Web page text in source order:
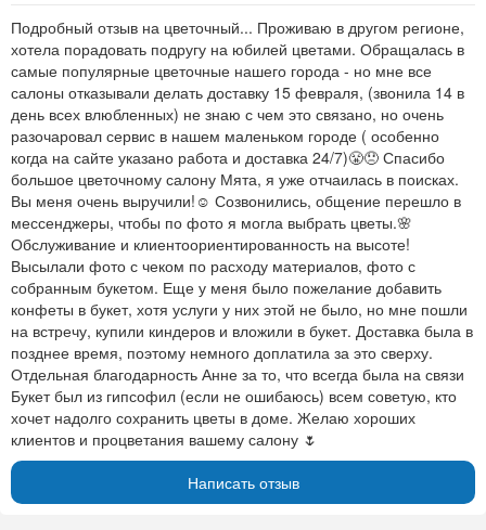
Подробный отзыв на цветочный... Проживаю в другом регионе,
хотела порадовать подругу на юбилей цветами. Обращалась в
самые популярные цветочные нашего города - но мне все
салоны отказывали делать доставку 15 февраля, (звонила 14 в
день всех влюбленных) не знаю с чем это связано, но очень
разочаровал сервис в нашем маленьком городе ( особенно
когда на сайте указано работа и доставка 24/7)😤😞 Спасибо
большое цветочному салону Мята, я уже отчаилась в поисках.
Вы меня очень выручили!☺ Созвонились, общение перешло в
мессенджеры, чтобы по фото я могла выбрать цветы.🌸
Обслуживание и клиентоориентированность на высоте!
Высылали фото с чеком по расходу материалов, фото с
собранным букетом. Еще у меня было пожелание добавить
конфеты в букет, хотя услуги у них этой не было, но мне пошли
на встречу, купили киндеров и вложили в букет. Доставка была в
позднее время, поэтому немного доплатила за это сверху.
Отдельная благодарность Анне за то, что всегда была на связи
Букет был из гипсофил (если не ошибаюсь) всем советую, кто
хочет надолго сохранить цветы в доме. Желаю хороших
клиентов и процветания вашему салону 🌷
Написать отзыв